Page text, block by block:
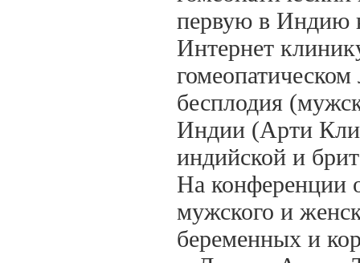
первую в Индию
Интернет
бесплодия
Индии (Арти
индийской и
На конференции
мужского и
беременных и